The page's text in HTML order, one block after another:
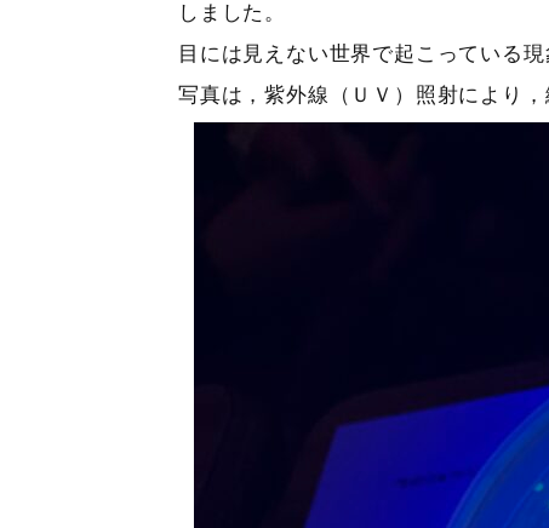
しました。
目には見えない世界で起こっている
写真は，紫外線（ＵＶ）照射により